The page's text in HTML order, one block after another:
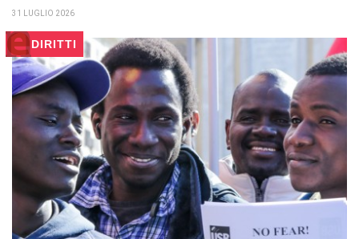
31 LUGLIO 2026
DIRITTI